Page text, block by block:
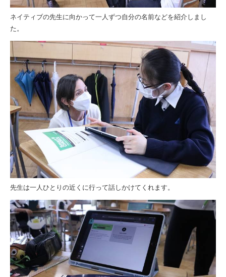
ネイティブの先生に向かって一人ずつ自分の名前などを紹介しまし
た。
先生は一人ひとりの近くに行って話しかけてくれます。